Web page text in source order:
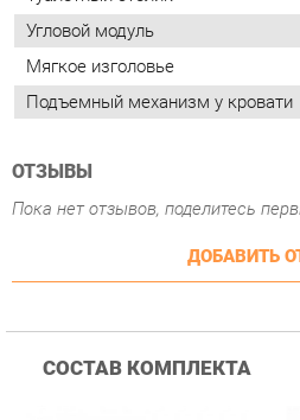
ОТЗЫВЫ
Пока нет отзывов, поделитесь
ДОБАВИТЬ
СОСТАВ КОМПЛЕКТА